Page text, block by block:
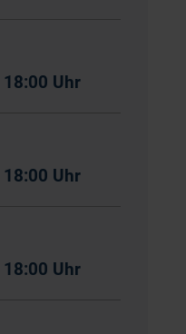
Uhr
Uhr
Uhr